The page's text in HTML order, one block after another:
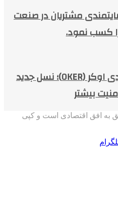
مشتریان در صنعت
کسب نمود.
معرفی کرکره فولادی اوکر (OKER)؛ نسل جدید
بیشتر
به افق اقتصادی است و کپی